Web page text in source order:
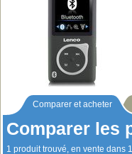
Comparer et acheter
Comparer les
1 produit trouvé, en vente dans